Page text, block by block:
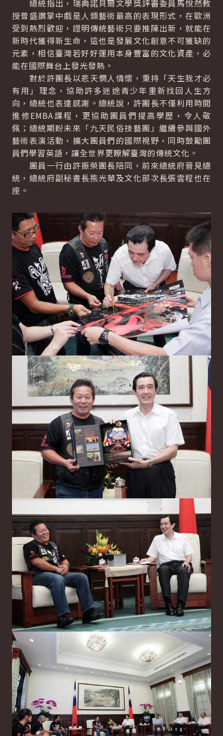
總統指出，瑞典諾貝爾文學獎評審委員馬悅然教
授曾盛讚掌中戲是人類藝術最高的表現形式，在歐洲
受到熱烈歡迎，證明傳統藝術只要推陳出新，就能在
新時代獲得新生命，這也是發展文化創意不可獲缺的
元素，相信臺灣若好好運用本身豐富的文化資產，必
能在國際舞台上發光發熱。
對於許團長以悲天憫人情懷，秉持「天生我才必
有用」理念，協助許多迷途青少年重新找回人生方
向，總統也表達感謝。總統說，許團長不僅利用時間
進修EMBA課程，更協助團員們提高學歷，令人敬
佩；總統期盼未來「九天民俗技藝團」繼續參與國外
藝術表演活動，擴大團員們的國際視野，同時鼓勵團
員們學習英語，讓全世界更瞭解臺灣的傳統文化。
團員一行由許振榮團長陪同，前來總統府晉見總
統，總統府副秘書長熊光華及文化部次長張雲程也在
座。